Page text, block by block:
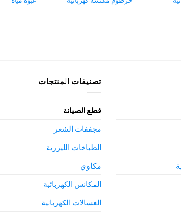
تصنيفات المنتجات
قطع الصيانة
مجففات الشعر
الطباخات الليزرية
مكاوي
المكانس الكهربائية
الغسالات الكهربائية